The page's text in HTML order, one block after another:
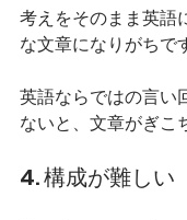
考えをそのまま英語
な文章になりがちで
英語ならではの言い
ないと、文章がぎこ
4. 構成が難しい